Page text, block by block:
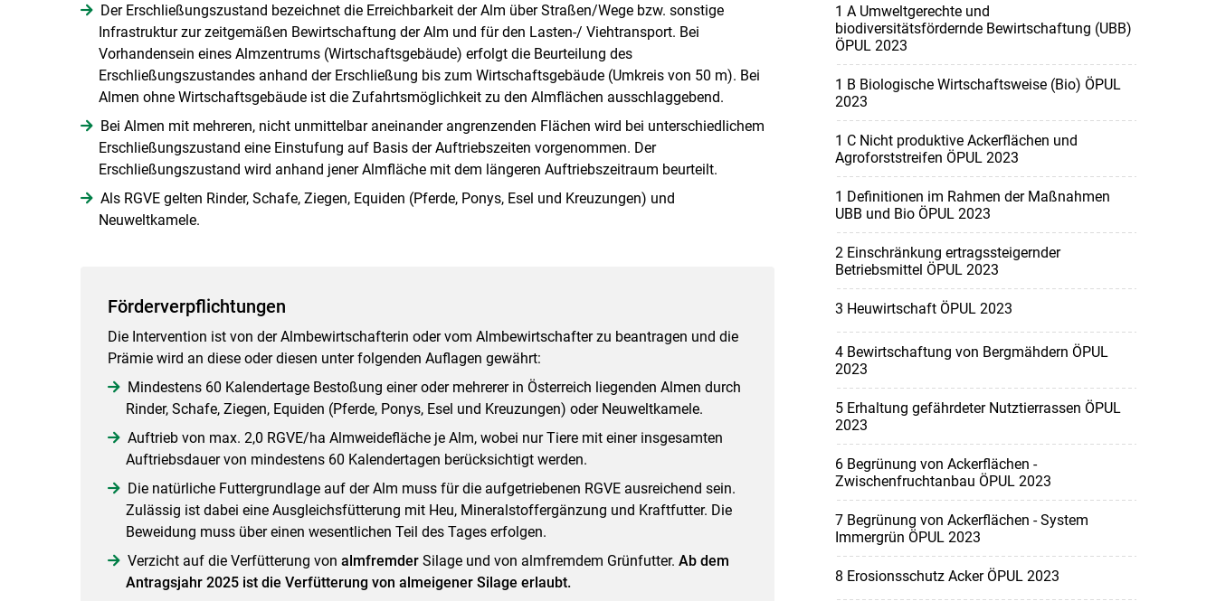
Der Erschließungszustand bezeichnet die Erreichbarkeit der Alm über Straßen/Wege bzw. sonstige
Infrastruktur zur zeitgemäßen Bewirtschaftung der Alm und für den Lasten-/ Viehtransport. Bei
Vorhandensein eines Almzentrums (Wirtschaftsgebäude) erfolgt die Beurteilung des
Erschließungszustandes anhand der Erschließung bis zum Wirtschaftsgebäude (Umkreis von 50 m). Bei
Almen ohne Wirtschaftsgebäude ist die Zufahrtsmöglichkeit zu den Almflächen ausschlaggebend.
Bei Almen mit mehreren, nicht unmittelbar aneinander angrenzenden Flächen wird bei unterschiedlichem
Erschließungszustand eine Einstufung auf Basis der Auftriebszeiten vorgenommen. Der
Erschließungszustand wird anhand jener Almfläche mit dem längeren Auftriebszeitraum beurteilt.
Als RGVE gelten Rinder, Schafe, Ziegen, Equiden (Pferde, Ponys, Esel und Kreuzungen) und
Neuweltkamele.
Förderverpflichtungen
Die Intervention ist von der Almbewirtschafterin oder vom Almbewirtschafter zu beantragen und die
Prämie wird an diese oder diesen unter folgenden Auflagen gewährt:
Mindestens 60 Kalendertage Bestoßung einer oder mehrerer in Österreich liegenden Almen durch
Rinder, Schafe, Ziegen, Equiden (Pferde, Ponys, Esel und Kreuzungen) oder Neuweltkamele.
Auftrieb von max. 2,0 RGVE/ha Almweidefläche je Alm, wobei nur Tiere mit einer insgesamten
Auftriebsdauer von mindestens 60 Kalendertagen berücksichtigt werden.
Die natürliche Futtergrundlage auf der Alm muss für die aufgetriebenen RGVE ausreichend sein.
Zulässig ist dabei eine Ausgleichsfütterung mit Heu, Mineralstoffergänzung und Kraftfutter. Die
Beweidung muss über einen wesentlichen Teil des Tages erfolgen.
Verzicht auf die Verfütterung von almfremderSilage und von almfremdem Grünfutter. Ab dem
Antragsjahr 2025 ist die Verfütterung von almeigener Silage erlaubt.
1 A Umweltgerechte und
biodiversitätsfördernde Bewirtschaftung (UBB)
ÖPUL 2023
1 B Biologische Wirtschaftsweise (Bio) ÖPUL
2023
1 C Nicht produktive Ackerflächen und
Agroforststreifen ÖPUL 2023
1 Definitionen im Rahmen der Maßnahmen
UBB und Bio ÖPUL 2023
2 Einschränkung ertragssteigernder
Betriebsmittel ÖPUL 2023
3 Heuwirtschaft ÖPUL 2023
4 Bewirtschaftung von Bergmähdern ÖPUL
2023
5 Erhaltung gefährdeter Nutztierrassen ÖPUL
2023
6 Begrünung von Ackerflächen -
Zwischenfruchtanbau ÖPUL 2023
7 Begrünung von Ackerflächen - System
Immergrün ÖPUL 2023
8 Erosionsschutz Acker ÖPUL 2023